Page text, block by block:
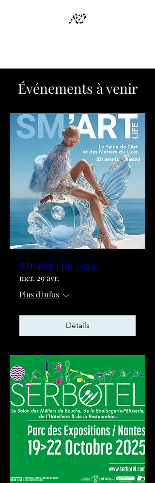
Événements à venir
SM’ART Life 2026
mer. 29 avr.
Plus d'infos
Détails